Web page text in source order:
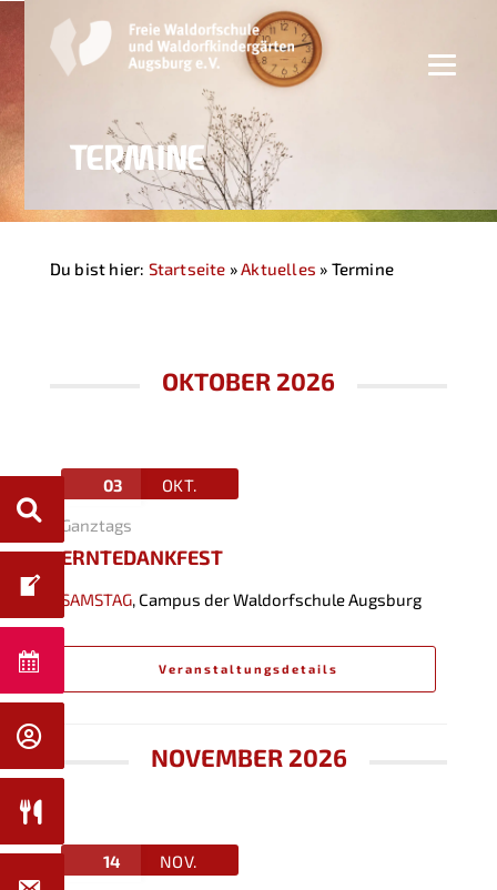
TERMINE
Du bist hier: Startseite »Aktuelles » Termine
OKTOBER 2026
03
OKT.
Ganztags
ERNTEDANKFEST
SAMSTAG, Campus der Waldorfschule Augsburg
Veranstaltungsdetails
NOVEMBER 2026
14
NOV.